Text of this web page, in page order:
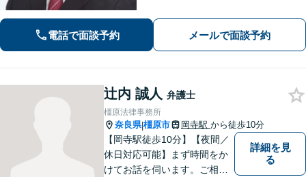
ます。【土日・夜間相談に対応】
電話で面談予約 メールで面談予約
辻内 誠人 弁護士
橿原法律事務所
奈良県|橿原市 岡寺駅 から徒歩10分
【岡寺駅徒歩10分】【夜間／
休日対応可能】まず時間をか
けてお話を伺います。ご相談
詳細を見
る